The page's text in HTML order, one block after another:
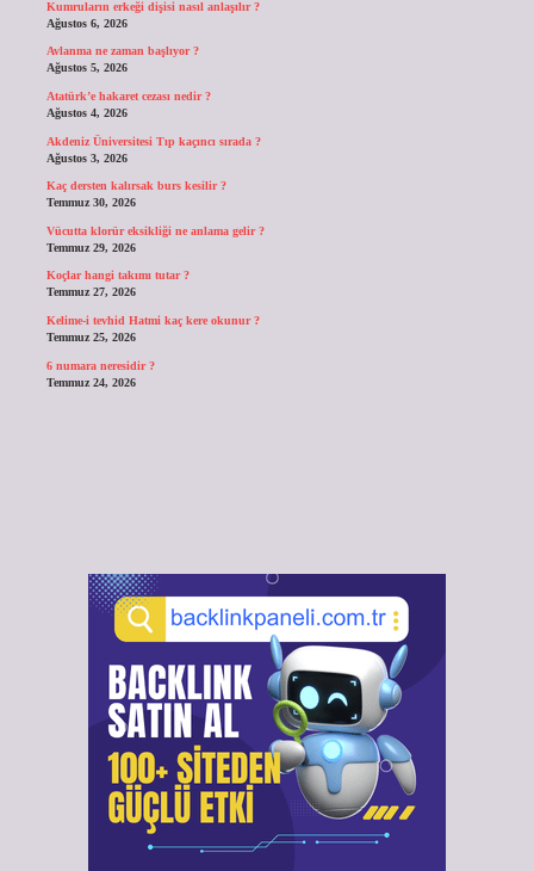
Kumruların erkeği dişisi nasıl anlaşılır ?
Ağustos 6, 2026
Avlanma ne zaman başlıyor ?
Ağustos 5, 2026
Atatürk’e hakaret cezası nedir ?
Ağustos 4, 2026
Akdeniz Üniversitesi Tıp kaçıncı sırada ?
Ağustos 3, 2026
Kaç dersten kalırsak burs kesilir ?
Temmuz 30, 2026
Vücutta klorür eksikliği ne anlama gelir ?
Temmuz 29, 2026
Koçlar hangi takımı tutar ?
Temmuz 27, 2026
Kelime-i tevhid Hatmi kaç kere okunur ?
Temmuz 25, 2026
6 numara neresidir ?
Temmuz 24, 2026